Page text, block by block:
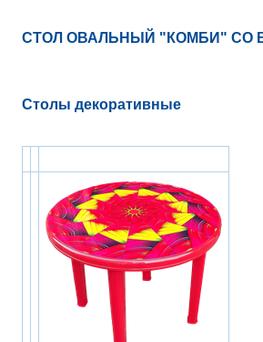
СТОЛ ОВАЛЬНЫЙ "КОМБИ" СО
Столы декоративные